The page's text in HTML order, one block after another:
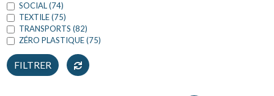
SOCIAL (74)
TEXTILE (75)
TRANSPORTS (82)
ZÉRO PLASTIQUE (75)